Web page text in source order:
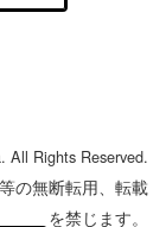
All Rights Reserved.
の無断転用、転載
を禁じます。